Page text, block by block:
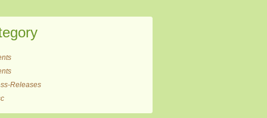
Releases